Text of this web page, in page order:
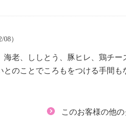
）
老、ししとう、豚ヒレ、鶏チー
のことでころもをつける手間も
このお客様の他